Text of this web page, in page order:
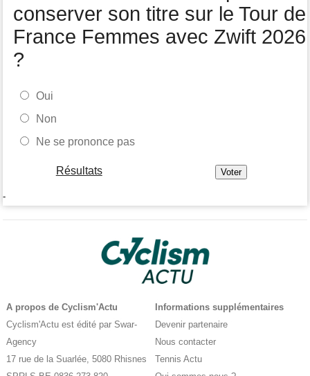
conserver son titre sur le Tour de
France Femmes avec Zwift 2026
?
Oui
Non
Ne se prononce pas
Résultats
-
A propos de Cyclism'Actu
Cyclism'Actu est édité par Swar-
Agency
17 rue de la Suarlée, 5080 Rhisnes
Informations supplémentaires
Devenir partenaire
Nous contacter
Tennis Actu